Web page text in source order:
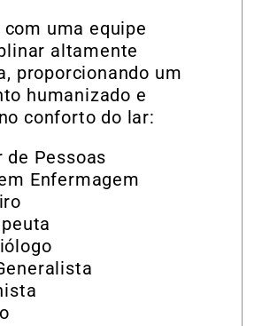
uma equipe
altamente
proporcionando um
humanizado e
conforto do lar:
de Pessoas
Enfermagem